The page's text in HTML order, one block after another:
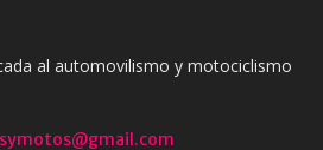
al automovilismo y motociclismo